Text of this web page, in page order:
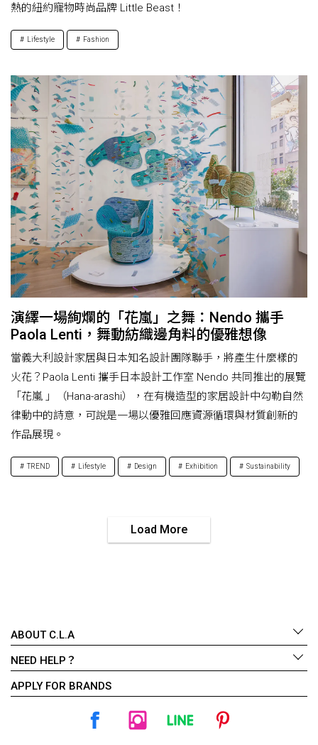
熱的紐約寵物時尚品牌 Little Beast！
Lifestyle Fashion
演繹一場絢爛的「花嵐」之舞：Nendo 攜手
Paola Lenti，舞動紡織邊角料的優雅想像
當義大利設計家居與日本知名設計團隊聯手，將產生什麼樣的
火花？Paola Lenti 攜手日本設計工作室 Nendo 共同推出的展覽
「花嵐 」（Hana-arashi），在有機造型的家居設計中勾勒自然
律動中的詩意，可說是一場以優雅回應資源循環與材質創新的
作品展現。
TREND Lifestyle Design Exhibition Sustainability
Load More
ABOUT C.L.A
NEED HELP？
APPLY FOR BRANDS